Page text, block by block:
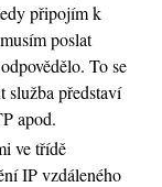
připojím k
poslat
To se
služba představí
apod.
ve třídě
IP vzdáleného